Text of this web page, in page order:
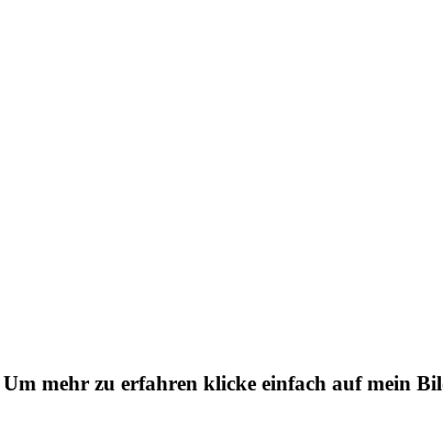
mehr zu erfahren klicke einfach auf mein